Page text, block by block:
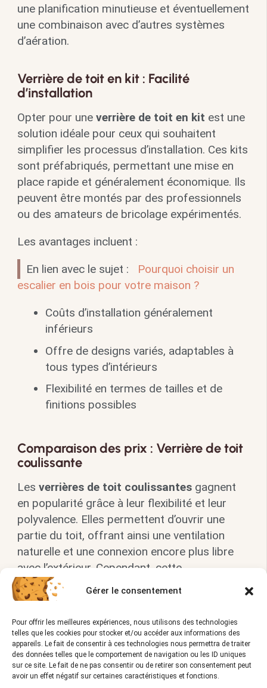
Gérer le consentement
Pour offrir les meilleures expériences, nous utilisons des technologies
telles que les cookies pour stocker et/ou accéder aux informations des
appareils. Le fait de consentir à ces technologies nous permettra de traiter
des données telles que le comportement de navigation ou les ID uniques
sur ce site. Le fait de ne pas consentir ou de retirer son consentement peut
avoir un effet négatif sur certaines caractéristiques et fonctions.
une planification minutieuse et éventuellement
une combinaison avec d’autres systèmes
d’aération.
Verrière de toit en kit : Facilité
d’installation
Opter pour une verrière de toit en kit est une
solution idéale pour ceux qui souhaitent
simplifier les processus d’installation. Ces kits
sont préfabriqués, permettant une mise en
place rapide et généralement économique. Ils
peuvent être montés par des professionnels
ou des amateurs de bricolage expérimentés.
Les avantages incluent :
En lien avec le sujet :
Pourquoi choisir un
escalier en bois pour votre maison ?
Coûts d’installation généralement
inférieurs
Offre de designs variés, adaptables à
tous types d’intérieurs
Flexibilité en termes de tailles et de
finitions possibles
Comparaison des prix : Verrière de toit
coulissante
Les verrières de toit coulissantesgagnent
en popularité grâce à leur flexibilité et leur
polyvalence. Elles permettent d’ouvrir une
partie du toit, offrant ainsi une ventilation
naturelle et une connexion encore plus libre
avec l’extérieur. Cependant, cette
fonctionnalité supplémentaire peut venir avec
un coût.
Type
de
verrière
Fourchette
de prix
(par m²)
Caractéristiques
principales